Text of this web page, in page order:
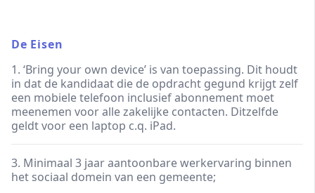
De Eisen
1. ‘Bring your own device’ is van toepassing. Dit houdt
in dat de kandidaat die de opdracht gegund krijgt zelf
een mobiele telefoon inclusief abonnement moet
meenemen voor alle zakelijke contacten. Ditzelfde
geldt voor een laptop c.q. iPad.
3. Minimaal 3 jaar aantoonbare werkervaring binnen
het sociaal domein van een gemeente;